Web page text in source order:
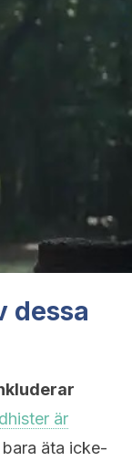
dessa
är
äta icke-